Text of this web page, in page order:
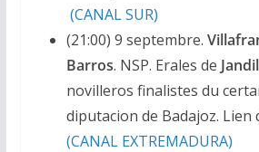
(CANAL SUR)
(21:00) 9 septembre.
Barros. NSP. Erales de
novilleros finalistes du
diputacion de Badajoz. Lien
(CANAL EXTREMADURA)